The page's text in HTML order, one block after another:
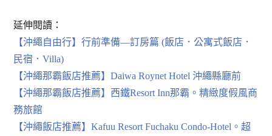
延伸閱讀：
【沖繩自由行】行前準備—訂房篇 (飯店．公寓式飯店．
民宿．Villa)
【沖繩那霸飯店推薦】Daiwa Roynet Hotel 沖繩縣廳前
【沖繩那霸飯店推薦】西鐵Resort Inn那霸。精緻度假風商
務旅館
【沖繩飯店推薦】Kafuu Resort Fuchaku Condo-Hotel。超